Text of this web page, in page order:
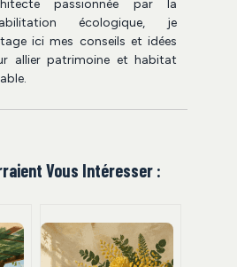
passionnée par la
écologique, je
ici mes conseils et idées
allier patrimoine et habitat
Vous Intéresser :